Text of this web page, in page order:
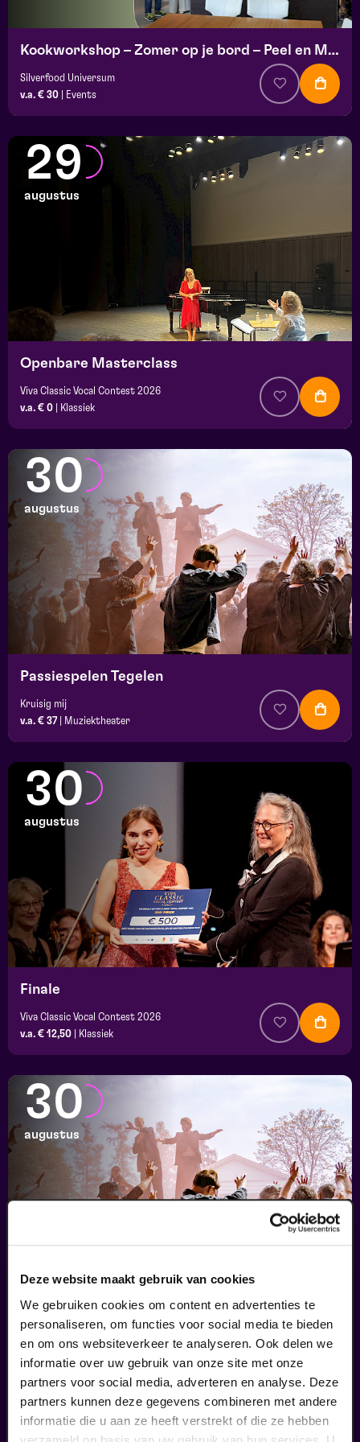
Deze website maakt gebruik van cookies
We gebruiken cookies om content en advertenties te
personaliseren, om functies voor social media te bieden
en om ons websiteverkeer te analyseren. Ook delen we
informatie over uw gebruik van onze site met onze
partners voor social media, adverteren en analyse. Deze
partners kunnen deze gegevens combineren met andere
informatie die u aan ze heeft verstrekt of die ze hebben
Kookworkshop – Zomer op je bord – Peel en Maas
Silverfood Universum
v.a. € 30
Events
29
augustus
Openbare Masterclass
Viva Classic Vocal Contest 2026
v.a. € 0
Klassiek
30
augustus
Passiespelen Tegelen
Kruisig mij
v.a. € 37
Muziektheater
30
augustus
Finale
Viva Classic Vocal Contest 2026
v.a. € 12,50
Klassiek
30
augustus
Passiespelen Tegelen
Kruisig mij
v.a. € 37 |Muziektheater
04